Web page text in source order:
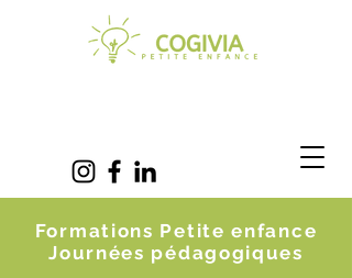
Formations Petite enfance
Journées pédagogiques